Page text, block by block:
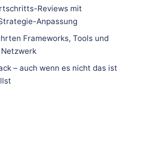
Reviews mit
Anpassung
Frameworks, Tools und
– auch wenn es nicht das ist